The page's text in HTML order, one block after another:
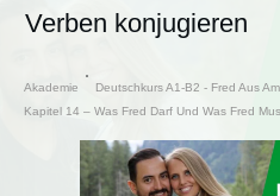
Verben konjugieren
Akademie Deutschkurs A1-B2 - Fred Aus
Kapitel 14 – Was Fred Darf Und Was Fred